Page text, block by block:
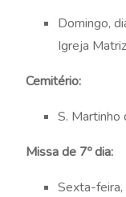
Domingo,
Igreja
Cemitério:
S. Martinho
Missa de 7º dia:
Sexta-